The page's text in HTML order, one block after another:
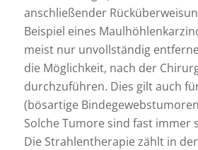
anschließender
Beispiel eines
meist nur unvollständig
die Möglichkeit, nach der
durchzuführen. Dies gilt auch
(bösartige
Solche Tumore sind fast immer
Die Strahlentherapie zählt in